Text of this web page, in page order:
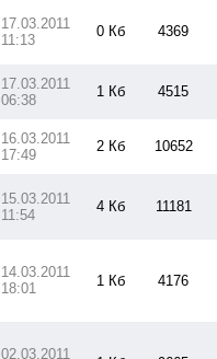
17.03.2011
11:13
0 Кб 4369
17.03.2011
06:38
1 Кб 4515
16.03.2011
17:49
2 Кб 10652
15.03.2011
11:54
4 Кб 11181
14.03.2011
18:01
1 Кб 4176
02.03.2011